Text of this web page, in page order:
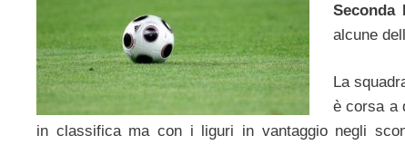
Seconda
alcune
La
è corsa a
in classifica ma con i liguri in vantaggio negli